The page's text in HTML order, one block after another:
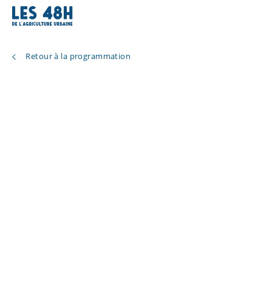
Retour à la programmation